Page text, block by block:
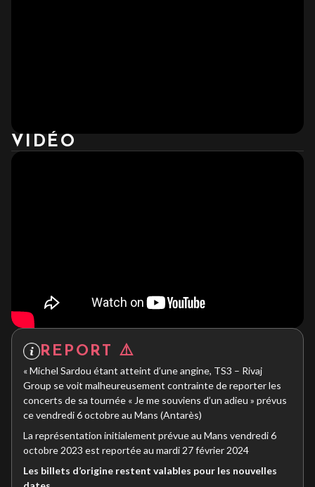
VIDÉO
REPORT ⚠️
« Michel Sardou étant atteint d’une angine, TS3 – Rivaj
Group se voit malheureusement contrainte de reporter les
concerts de sa tournée « Je me souviens d’un adieu » prévus
ce vendredi 6 octobre au Mans (Antarès)
La représentation initialement prévue au Mans vendredi 6
octobre 2023 est reportée au mardi 27 février 2024
Les billets d’origine restent valables pour les nouvelles